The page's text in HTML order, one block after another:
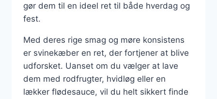
gør dem til en ideel ret til både hverdag og
fest.
Med deres rige smag og møre konsistens
er svinekæber en ret, der fortjener at blive
udforsket. Uanset om du vælger at lave
dem med rodfrugter, hvidløg eller en
lækker flødesauce, vil du helt sikkert finde